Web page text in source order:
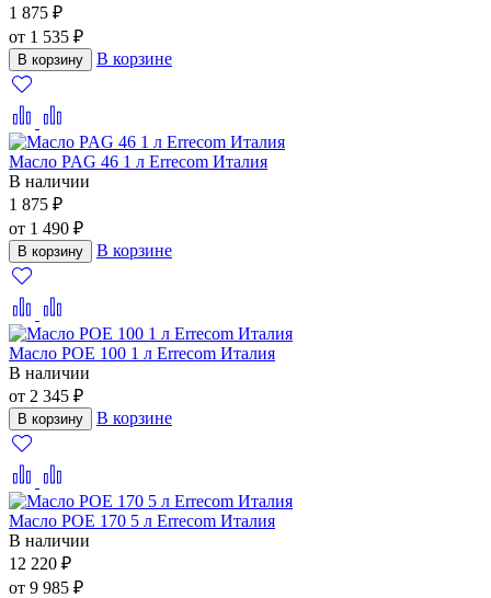
1 875 ₽
от 1 535 ₽
В корзину В корзине
Масло PAG 46 1 л Errecom Италия
В наличии
1 875 ₽
от 1 490 ₽
В корзину В корзине
Масло POE 100 1 л Errecom Италия
В наличии
от 2 345 ₽
В корзину В корзине
Масло POE 170 5 л Errecom Италия
В наличии
12 220 ₽
от 9 985 ₽